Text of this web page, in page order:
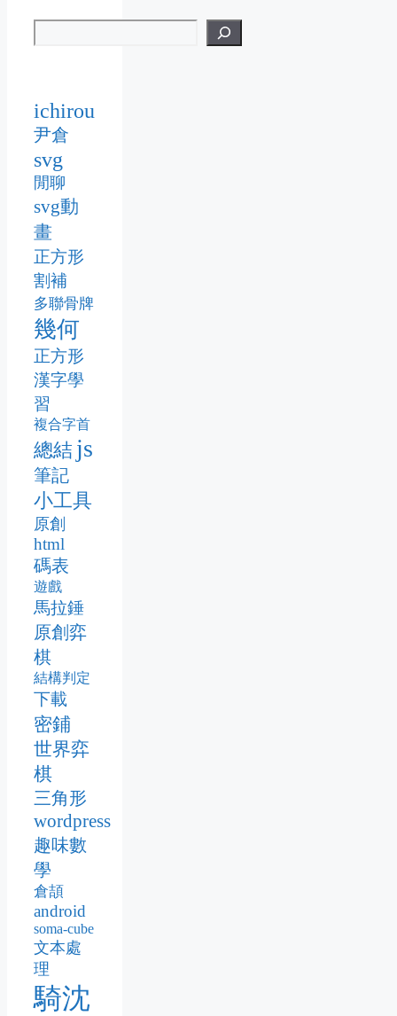
ichirou
尹倉
svg
閒聊
svg動
畫
正方形
割補
多聯骨牌
幾何
正方形
漢字學
習
複合字首
總結 js
筆記
小工具
原創
html
碼表
遊戲
馬拉錘
原創弈
棋
結構判定
下載
密鋪
世界弈
棋
三角形
wordpress
趣味數
學
倉頡
android
soma-cube
文本處
理
騎沈